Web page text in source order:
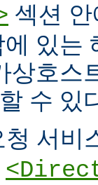
섹션
있는
상호스
수 있
청 서비